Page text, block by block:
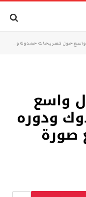
حمدوك ودوره الإعلامي في تلميع صورة الإمارات
واسع
ودوره
صورة